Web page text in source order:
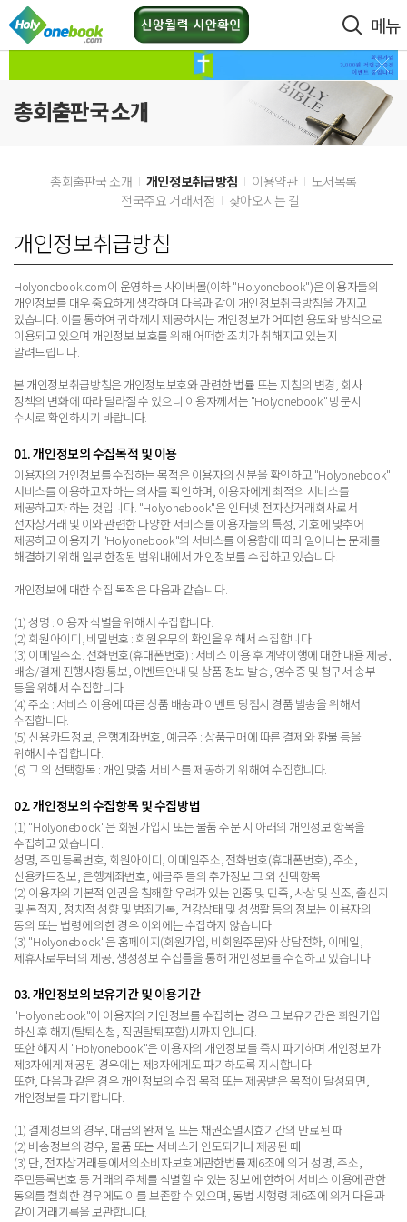
메뉴
총회출판국 소개
총회출판국 소개 개인정보취급방침 이용약관
도서목록
전국주요 거래서점
찾아오시는 길
개인정보취급방침
Holyonebook.com이 운영하는 사이버몰(이하 "Holyonebook")은 이용자들의
개인정보를 매우 중요하게 생각하며 다음과 같이 개인정보취급방침을 가지고
있습니다. 이를 통하여 귀하께서 제공하시는 개인정보가 어떠한 용도와 방식으로
이용되고 있으며 개인정보 보호를 위해 어떠한 조치가 취해지고 있는지
알려드립니다.
본 개인정보취급방침은 개인정보보호와 관련한 법률 또는 지침의 변경, 회사
정책의 변화에 따라 달라질 수 있으니 이용자께서는 "Holyonebook" 방문시
수시로 확인하시기 바랍니다.
01. 개인정보의 수집목적 및 이용
이용자의 개인정보를 수집하는 목적은 이용자의 신분을 확인하고 "Holyonebook"
서비스를 이용하고자 하는 의사를 확인하며, 이용자에게 최적의 서비스를
제공하고자 하는 것입니다. "Holyonebook"은 인터넷 전자상거래회사로서
전자상거래 및 이와 관련한 다양한 서비스를 이용자들의 특성, 기호에 맞추어
제공하고 이용자가 "Holyonebook"의 서비스를 이용함에 따라 일어나는 문제를
해결하기 위해 일부 한정된 범위내에서 개인정보를 수집하고 있습니다.
개인정보에 대한 수집 목적은 다음과 같습니다.
(1) 성명 : 이용자 식별을 위해서 수집합니다.
(2) 회원아이디, 비밀번호 : 회원유무의 확인을 위해서 수집합니다.
(3) 이메일주소, 전화번호(휴대폰번호) : 서비스 이용 후 계약이행에 대한 내용 제공,
배송/결제 진행사항 통보, 이벤트안내 및 상품 정보 발송, 영수증 및 청구서 송부
등을 위해서 수집합니다.
(4) 주소 : 서비스 이용에 따른 상품 배송과 이벤트 당첨시 경품 발송을 위해서
수집합니다.
(5) 신용카드정보, 은행계좌번호, 예금주 : 상품구매에 따른 결제와 환불 등을
위해서 수집합니다.
(6) 그 외 선택항목 : 개인 맞춤 서비스를 제공하기 위해여 수집합니다.
02. 개인정보의 수집항목 및 수집방법
(1) "Holyonebook"은 회원가입시 또는 물품 주문 시 아래의 개인정보 항목을
수집하고 있습니다.
성명, 주민등록번호, 회원아이디, 이메일주소, 전화번호(휴대폰번호), 주소,
신용카드정보, 은행계좌번호, 예금주 등의 추가정보 그 외 선택항목
(2) 이용자의 기본적 인권을 침해할 우려가 있는 인종 및 민족, 사상 및 신조, 출신지
및 본적지, 정치적 성향 및 범죄기록, 건강상태 및 성생활 등의 정보는 이용자의
동의 또는 법령에 의한 경우 이외에는 수집하지 않습니다.
(3) "Holyonebook"은 홈페이지(회원가입, 비회원주문)와 상담전화, 이메일,
제휴사로부터의 제공, 생성정보 수집틀을 통해 개인정보를 수집하고 있습니다.
03. 개인정보의 보유기간 및 이용기간
"Holyonebook"이 이용자의 개인정보를 수집하는 경우 그 보유기간은 회원가입
하신 후 해지(탈퇴신청, 직권탈퇴포함)시까지 입니다.
또한 해지시 "Holyonebook"은 이용자의 개인정보를 즉시 파기하며 개인정보가
제3자에게 제공된 경우에는 제3자에게도 파기하도록 지시합니다.
또한, 다음과 같은 경우 개인정보의 수집 목적 또는 제공받은 목적이 달성되면,
개인정보를 파기합니다.
(1) 결제정보의 경우, 대금의 완제일 또는 채권소멸시효기간의 만료된 때
(2) 배송정보의 경우, 물품 또는 서비스가 인도되거나 제공된 때
(3) 단, 전자상거래등에서의소비자보호에관한법률 제6조에 의거 성명, 주소,
주민등록번호 등 거래의 주체를 식별할 수 있는 정보에 한하여 서비스 이용에 관한
동의를 철회한 경우에도 이를 보존할 수 있으며, 동법 시행령 제6조에 의거 다음과
같이 거래기록을 보관합니다.